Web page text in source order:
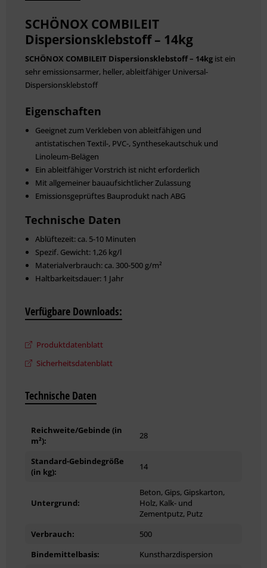
SCHÖNOX COMBILEIT
Dispersionsklebstoff – 14kg
SCHÖNOX COMBILEIT Dispersionsklebstoff – 14kg ist ein
sehr emissionsarmer, heller, ableitfähiger Universal-
Dispersionsklebstoff
Eigenschaften
Geeignet zum Verkleben von ableitfähigen und
antistatischen Textil-, PVC-, Synthesekautschuk und
Linoleum-Belägen
Ein ableitfähiger Vorstrich ist nicht erforderlich
Mit allgemeiner bauaufsichtlicher Zulassung
Emissionsgeprüftes Bauprodukt nach ABG
Technische Daten
Ablüftezeit: ca. 5-10 Minuten
Spezif. Gewicht: 1,26 kg/l
Materialverbrauch: ca. 300-500 g/m²
Haltbarkeitsdauer: 1 Jahr
Emicode: EC 1 PLUS: sehr emissionsarm
Weitere technische Details und
Hinweise zur Verarbeitung können Sie
Verfügbare Downloads:
Produktdatenblatt
Sicherheitsdatenblatt
Technische Daten
Reichweite/Gebinde (in
m²):
28
Standard-Gebindegröße
(in kg):
14
Untergrund:
Beton, Gips, Gipskarton,
Holz, Kalk- und
Zementputz, Putz
Verbrauch:
500
Bindemittelbasis:
Kunstharzdispersion